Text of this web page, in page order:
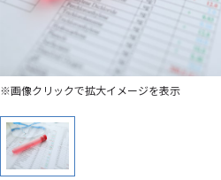
※画像クリックで拡大イメージを表示